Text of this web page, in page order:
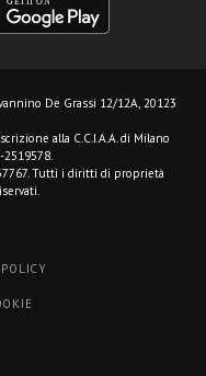
De Grassi 12/12A, 20123
alla C.C.I.A.A. di Milano
2519578.
Tutti i diritti di proprietà